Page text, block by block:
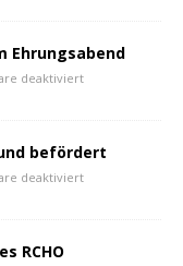
Ehrungsabend
deaktiviert
befördert
deaktiviert
RCHO